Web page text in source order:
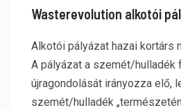
Wasterevolution alkotói
Alkotói pályázat hazai kortárs
A pályázat a szemét/hulladék
újragondolását irányozza elő,
szemét/hulladék